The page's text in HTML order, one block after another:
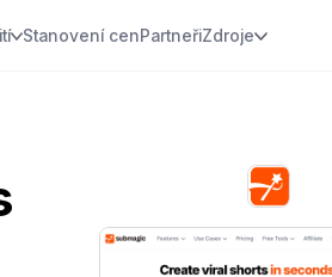
Stanovení cenPartneřiZdroje